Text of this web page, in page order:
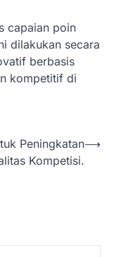
capaian poin
dilakukan secara
berbasis
kompetitif di
Peningkatan
Kompetisi.
⟶